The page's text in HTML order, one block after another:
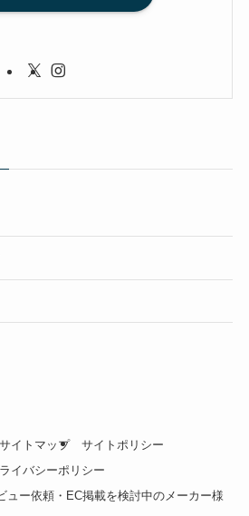
サイトマップ
サイトポリシー
イバシーポリシー
ュー依頼・EC掲載を検討中のメーカー様